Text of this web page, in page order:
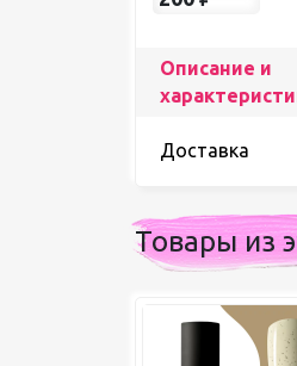
Описание и
Доставка
Товары из